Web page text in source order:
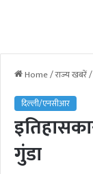
Home/राज्य खबरें/
दिल्ली/एनसीआर
गुंडा